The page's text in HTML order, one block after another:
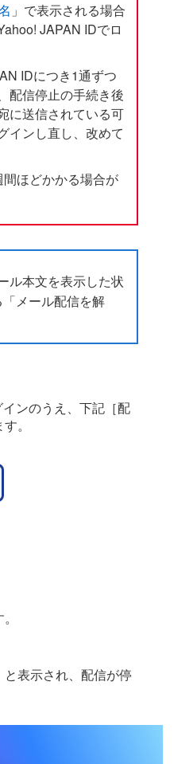
」で表示される場合
JAPAN IDでロ
IDにつき1通ずつ
配信停止の手続き後
に送信されている可
インし直し、改めて
ほどかかる場合が
ル本文を表示した状
メール配信を解
ンのうえ、下記［配
。
と表示され、配信が停